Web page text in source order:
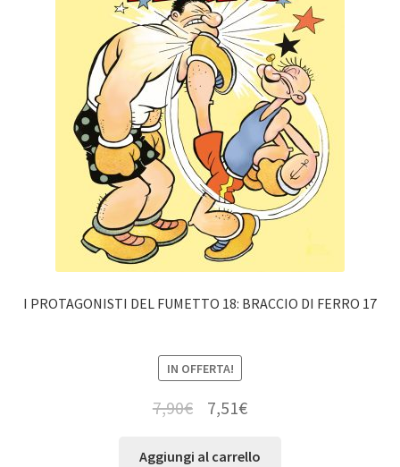
I PROTAGONISTI DEL FUMETTO 18: BRACCIO DI FERRO 17
IN OFFERTA!
7,90€ 7,51€
Aggiungi al carrello